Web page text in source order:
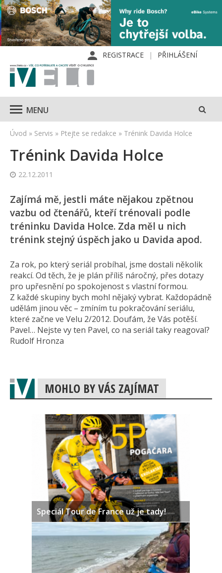
REGISTRACE PŘIHLÁŠENÍ
MENU
Úvod » Servis » Ptejte se redakce » Trénink Davida Holce
Trénink Davida Holce
22.12.2011
Zajímá mě, jestli máte nějakou zpětnou
vazbu od čtenářů, kteří trénovali podle
tréninku Davida Holce. Zda měl u nich
trénink stejný úspěch jako u Davida apod.
Za rok, po který seriál probíhal, jsme dostali několik
reakcí. Od těch, že je plán příliš náročný, přes dotazy
pro upřesnění po spokojenost s vlastní formou.
Z každé skupiny bych mohl nějaký vybrat. Každopádně
udělám jinou věc – zmíním tu pokračování seriálu,
které začne ve Velu 2/2012. Doufám, že Vás potěší.
Pavel… Nejste vy ten Pavel, co na seriál taky reagoval?
Rudolf Hronza
MOHLO BY VÁS ZAJÍMAT
Speciál Tour de France už je tady!